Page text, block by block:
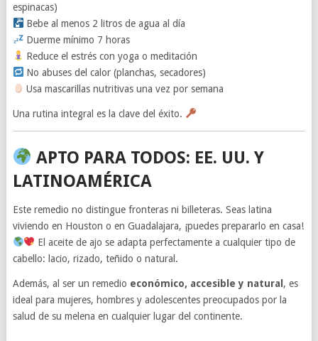
espinacas)
Bebe al menos 2 litros de agua al día
Duerme mínimo 7 horas
Reduce el estrés con yoga o meditación
No abuses del calor (planchas, secadores)
Usa mascarillas nutritivas una vez por semana
Una rutina integral es la clave del éxito.
APTO PARA TODOS: EE. UU. Y
LATINOAMÉRICA
Este remedio no distingue fronteras ni billeteras. Seas latina
viviendo en Houston o en Guadalajara, ¡puedes prepararlo en casa!
El aceite de ajo se adapta perfectamente a cualquier tipo de
cabello: lacio, rizado, teñido o natural.
Además, al ser un remedio económico, accesible y natural , es
ideal para mujeres, hombres y adolescentes preocupados por la
salud de su melena en cualquier lugar del continente.